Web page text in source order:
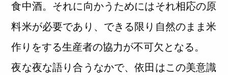
食中酒。それに向かうためにはそれ相応の原
料米が必要であり、できる限り自然のまま米
作りをする生産者の協力が不可欠となる。
夜な夜な語り合うなかで、依田はこの美意識